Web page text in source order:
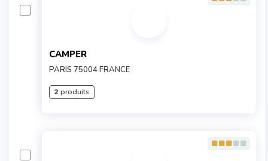
CAMPER
PARIS 75004 FRANCE
2produits